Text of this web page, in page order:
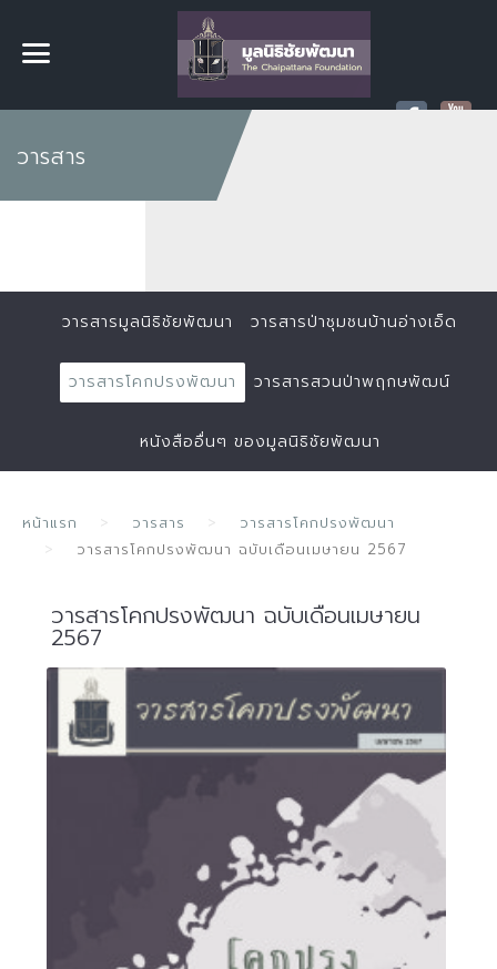
วารสาร
วารสารมูลนิธิชัยพัฒนา วารสารป่าชุมชนบ้านอ่างเอ็ด
วารสารโคกปรงพัฒนา วารสารสวนป่าพฤกษพัฒน์
หนังสืออื่นๆ ของมูลนิธิชัยพัฒนา
หน้าแรก วารสาร
วารสารโคกปรงพัฒนา
วารสารโคกปรงพัฒนา ฉบับเดือนเมษายน 2567
วารสารโคกปรงพัฒนา ฉบับเดือนเมษายน
2567